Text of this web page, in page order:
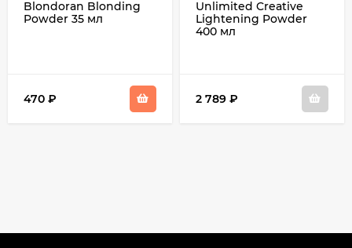
Blondoran Blonding
Powder 35 мл
470 ₽
Unlimited Creative
Lightening Powder
400 мл
2 789 ₽